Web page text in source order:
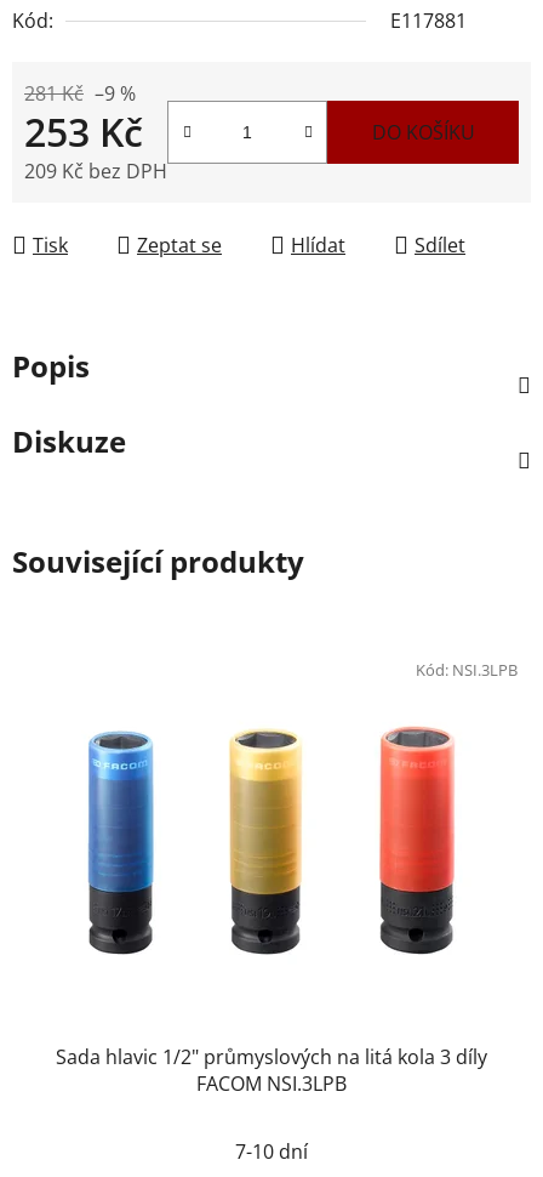
Kód:
E117881
281 Kč –9 %
253 Kč
209 Kč bez DPH
DO KOŠÍKU
Tisk Zeptat se Hlídat Sdílet
Popis
Diskuze
Související produkty
Sada hlavic 1/2" průmyslových na litá kola 3 díly
FACOM NSI.3LPB
7-10 dní
Kód: NSI.3LPB